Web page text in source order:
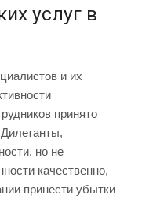
услуг в
и их
принято
но не
качественно,
принести убытки